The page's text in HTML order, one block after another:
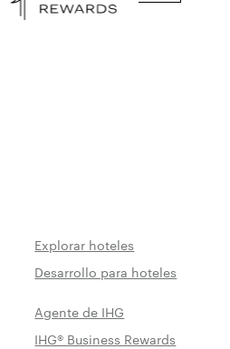
Explorar hoteles
Desarrollo para hoteles
Agente de IHG
IHG® Business Rewards